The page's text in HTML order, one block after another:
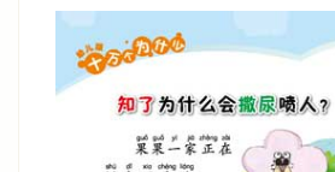
善于鸣叫的蝈蝈是害虫吗？ 55
蝈蝈的叫声是怎么发出的？ 56
跳蚤为什么能跳得高？ 58